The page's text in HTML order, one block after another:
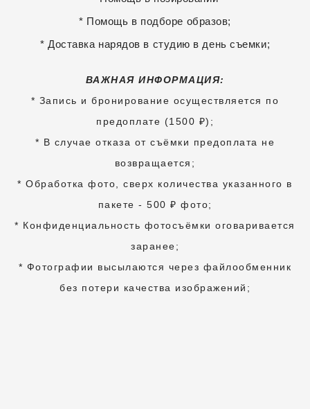
* Помощь в подборе образов;
* Доставка нарядов в студию в день съемки;
ВАЖНАЯ ИНФОРМАЦИЯ:
* Запись и бронирование осуществляется по
предоплате (1500 ₽);
* В случае отказа от съёмки предоплата не
возвращается;
* Обработка фото, сверх количества указанного в
пакете - 500 ₽ фото;
* Конфиденциальность фотосъёмки оговаривается
заранее;
* Фотографии высылаются через файлообменник
без потери качества изображений;